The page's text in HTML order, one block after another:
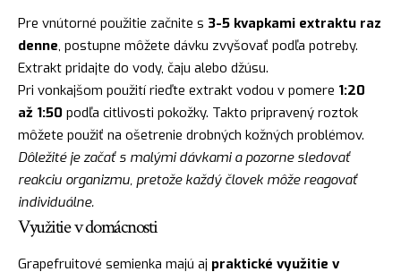
Pre vnútorné použitie začnite s 3-5 kvapkami extraktu raz
denne, postupne môžete dávku zvyšovať podľa potreby.
Extrakt pridajte do vody, čaju alebo džúsu.
Pri vonkajšom použití rieďte extrakt vodou v pomere 1:20
až 1:50 podľa citlivosti pokožky. Takto pripravený roztok
môžete použiť na ošetrenie drobných kožných problémov.
Dôležité je začať s malými dávkami a pozorne sledovať
reakciu organizmu, pretože každý človek môže reagovať
individuálne.
Využitie v domácnosti
Grapefruitové semienka majú aj praktické využitie v